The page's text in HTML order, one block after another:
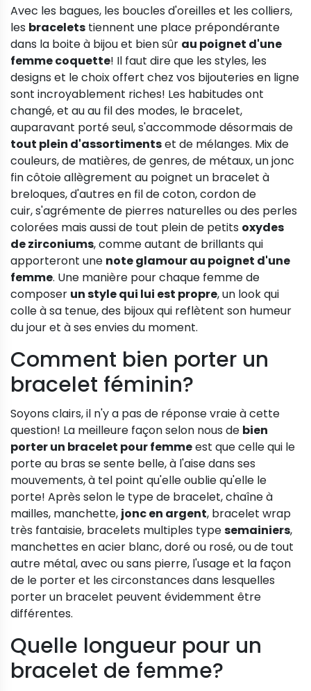
Avec les bagues, les boucles d'oreilles et les colliers,
les bracelets tiennent une place prépondérante
dans la boite à bijou et bien sûr au poignet d'une
femme coquette! Il faut dire que les styles, les
designs et le choix offert chez vos bijouteries en ligne
sont incroyablement riches! Les habitudes ont
changé, et au au fil des modes, le bracelet,
auparavant porté seul, s'accommode désormais de
tout plein d'assortimentset de mélanges. Mix de
couleurs, de matières, de genres, de métaux, un jonc
fin côtoie allègrement au poignet un bracelet à
breloques, d'autres en fil de coton, cordon de
cuir, s'agrémente de pierres naturelles ou des perles
colorées mais aussi de tout plein de petits oxydes
de zirconiums, comme autant de brillants qui
apporteront une note glamour au poignet d'une
femme. Une manière pour chaque femme de
composer un style qui lui est propre, un look qui
colle à sa tenue, des bijoux qui reflètent son humeur
du jour et à ses envies du moment.
Comment bien porter un
bracelet féminin?
Soyons clairs, il n'y a pas de réponse vraie à cette
question! La meilleure façon selon nous de bien
porter un bracelet pour femmeest que celle qui le
porte au bras se sente belle, à l'aise dans ses
mouvements, à tel point qu'elle oublie qu'elle le
porte! Après selon le type de bracelet, chaîne à
mailles, manchette, jonc en argent, bracelet wrap
très fantaisie, bracelets multiples typesemainiers,
manchettes en acier blanc, doré ou rosé, ou de tout
autre métal, avec ou sans pierre, l'usage et la façon
de le porter et les circonstances dans lesquelles
porter un bracelet peuvent évidemment être
différentes.
Quelle longueur pour un
bracelet de femme?